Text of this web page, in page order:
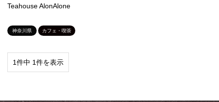
Teahouse AlonAlone
神奈川県 カフェ・喫茶
1件中 1件を表示